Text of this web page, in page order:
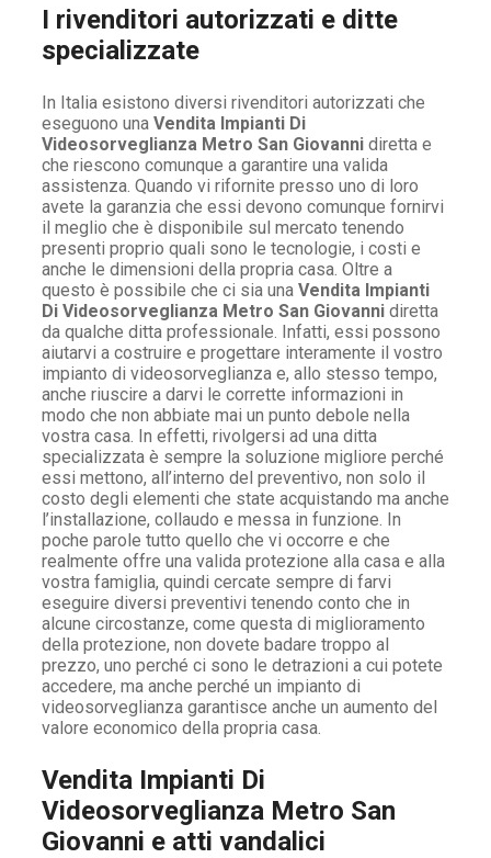
I rivenditori autorizzati e ditte
specializzate
In Italia esistono diversi rivenditori autorizzati che
eseguono una Vendita Impianti Di
Videosorveglianza Metro San Giovanni diretta e
che riescono comunque a garantire una valida
assistenza. Quando vi rifornite presso uno di loro
avete la garanzia che essi devono comunque fornirvi
il meglio che è disponibile sul mercato tenendo
presenti proprio quali sono le tecnologie, i costi e
anche le dimensioni della propria casa. Oltre a
questo è possibile che ci sia una Vendita Impianti
Di Videosorveglianza Metro San Giovanni diretta
da qualche ditta professionale. Infatti, essi possono
aiutarvi a costruire e progettare interamente il vostro
impianto di videosorveglianza e, allo stesso tempo,
anche riuscire a darvi le corrette informazioni in
modo che non abbiate mai un punto debole nella
vostra casa. In effetti, rivolgersi ad una ditta
specializzata è sempre la soluzione migliore perché
essi mettono, all’interno del preventivo, non solo il
costo degli elementi che state acquistando ma anche
l’installazione, collaudo e messa in funzione. In
poche parole tutto quello che vi occorre e che
realmente offre una valida protezione alla casa e alla
vostra famiglia, quindi cercate sempre di farvi
eseguire diversi preventivi tenendo conto che in
alcune circostanze, come questa di miglioramento
della protezione, non dovete badare troppo al
prezzo, uno perché ci sono le detrazioni a cui potete
accedere, ma anche perché un impianto di
videosorveglianza garantisce anche un aumento del
valore economico della propria casa.
Vendita Impianti Di
Videosorveglianza Metro San
Giovanni e atti vandalici